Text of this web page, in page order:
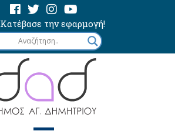
Κατέβασε την εφαρμογή!